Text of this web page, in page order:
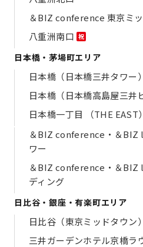
＆BIZ conference 東京ミ
八重洲南口 祝
日本橋・茅場町エリア
日本橋（日本橋三井タワー）
日本橋（日本橋高島屋三井
日本橋一丁目 （THE EAST）
＆BIZ conference・＆BIZ
ワー
＆BIZ conference・＆BIZ
ディング
日比谷・銀座・有楽町エリア
日比谷（東京ミッドタウン）
三井ガーデンホテル京橋ラ